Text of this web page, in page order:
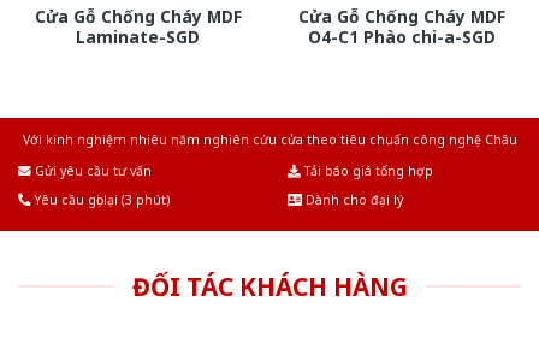
Cửa Gỗ Chống Cháy MDF
Laminate-SGD
Cửa Gỗ Chống Cháy MDF
O4-C1 Phào chi-a-SGD
Với kinh nghiệm nhiêu năm nghiên cứu cửa theo tiêu chuẩn công nghệ Châu
Gửi yêu cầu tư vấn
Tải báo giá tổng hợp
Yêu cầu gọi lại (3 phút)
Dành cho đại lý
ĐỐI TÁC KHÁCH HÀNG